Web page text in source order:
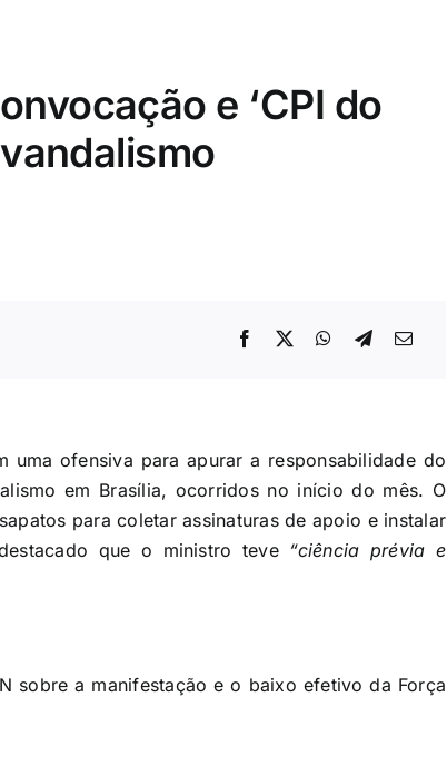
e ‘CPI do
uma ofensiva para apurar a responsabilidade do
em Brasília, ocorridos no início do mês. O
para coletar assinaturas de apoio e instalar
que o ministro teve “ciência prévia e
sobre a manifestação e o baixo efetivo da Força